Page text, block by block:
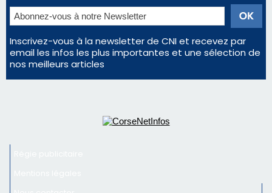
Inscrivez-vous à la newsletter de CNI et recevez par
email les infos les plus importantes et une sélection de
nos meilleurs articles